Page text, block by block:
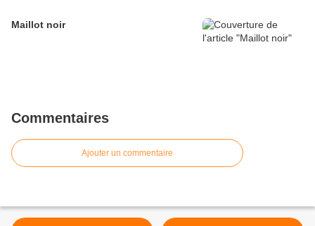
Maillot noir
Commentaires
Ajouter un commentaire